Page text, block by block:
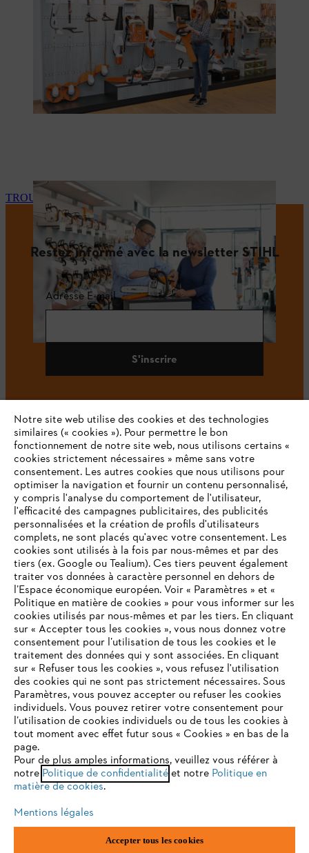
TROUVEZ VOTRE REVENDEUR STIHL
Restez informé avec la newsletter STIHL
Adresse E-mail
S'inscrire
#STIHL
L'Entreprise
STIHL FAQ
Contact
Politique de protection des données
Mentions légales Utilisation des cookies
ANDREAS STIHL NV, Veurtstraat 117, 2870 Puurs-Sint-Amands,
VOTRE NAVIGATEUR INTERNET
N'EST PLUS PRIS EN CHARGE
Vous utilisez un navigateur Internet que nous ne prenons plus
en charge, et certaines fonctionnalités de notre site ne
peuvent fonctionner correctement. Pour une utilisation
optimale de notre site, nous vous recommandons de passer à
l'un des navigateurs suivants :
firefox chrome
Notre site web utilise des cookies et des technologies
similaires (« cookies »). Pour permettre le bon
fonctionnement de notre site web, nous utilisons certains «
cookies strictement nécessaires » même sans votre
consentement. Les autres cookies que nous utilisons pour
optimiser la navigation et fournir un contenu personnalisé,
y compris l'analyse du comportement de l'utilisateur,
l'efficacité des campagnes publicitaires, des publicités
personnalisées et la création de profils d'utilisateurs
complets, ne sont placés qu'avec votre consentement. Les
cookies sont utilisés à la fois par nous-mêmes et par des
tiers (ex. Google ou Tealium). Ces tiers peuvent également
traiter vos données à caractère personnel en dehors de
l’Espace économique européen. Voir « Paramètres » et «
Politique en matière de cookies » pour vous informer sur les
cookies utilisés par nous-mêmes et par les tiers. En cliquant
sur « Accepter tous les cookies », vous nous donnez votre
consentement pour l’utilisation de tous les cookies et le
traitement des données qui y sont associées. En cliquant
sur « Refuser tous les cookies », vous refusez l'utilisation
des cookies qui ne sont pas strictement nécessaires. Sous
Paramètres, vous pouvez accepter ou refuser les cookies
individuels. Vous pouvez retirer votre consentement pour
l’utilisation de cookies individuels ou de tous les cookies à
tout moment avec effet futur sous « Cookies » en bas de la
page.
Pour de plus amples informations, veuillez vous référer à
notre Politique de confidentialitéet notre Politique en
matière de cookies.
Mentions légales
Accepter tous les cookies